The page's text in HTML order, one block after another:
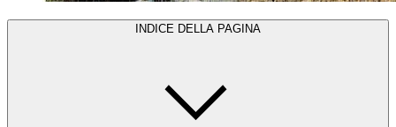
INDICE DELLA PAGINA